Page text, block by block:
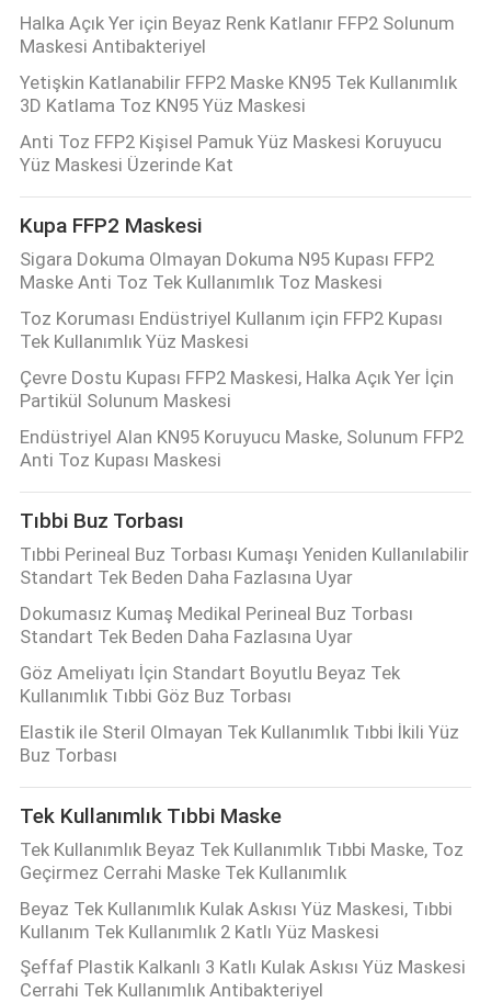
Halka Açık Yer için Beyaz Renk Katlanır FFP2 Solunum
Maskesi Antibakteriyel
Yetişkin Katlanabilir FFP2 Maske KN95 Tek Kullanımlık
3D Katlama Toz KN95 Yüz Maskesi
Anti Toz FFP2 Kişisel Pamuk Yüz Maskesi Koruyucu
Yüz Maskesi Üzerinde Kat
Kupa FFP2 Maskesi
Sigara Dokuma Olmayan Dokuma N95 Kupası FFP2
Maske Anti Toz Tek Kullanımlık Toz Maskesi
Toz Koruması Endüstriyel Kullanım için FFP2 Kupası
Tek Kullanımlık Yüz Maskesi
Çevre Dostu Kupası FFP2 Maskesi, Halka Açık Yer İçin
Partikül Solunum Maskesi
Endüstriyel Alan KN95 Koruyucu Maske, Solunum FFP2
Anti Toz Kupası Maskesi
Tıbbi Buz Torbası
Tıbbi Perineal Buz Torbası Kumaşı Yeniden Kullanılabilir
Standart Tek Beden Daha Fazlasına Uyar
Dokumasız Kumaş Medikal Perineal Buz Torbası
Standart Tek Beden Daha Fazlasına Uyar
Göz Ameliyatı İçin Standart Boyutlu Beyaz Tek
Kullanımlık Tıbbi Göz Buz Torbası
Elastik ile Steril Olmayan Tek Kullanımlık Tıbbi İkili Yüz
Buz Torbası
Tek Kullanımlık Tıbbi Maske
Tek Kullanımlık Beyaz Tek Kullanımlık Tıbbi Maske, Toz
Geçirmez Cerrahi Maske Tek Kullanımlık
Beyaz Tek Kullanımlık Kulak Askısı Yüz Maskesi, Tıbbi
Kullanım Tek Kullanımlık 2 Katlı Yüz Maskesi
Şeffaf Plastik Kalkanlı 3 Katlı Kulak Askısı Yüz Maskesi
Cerrahi Tek Kullanımlık Antibakteriyel